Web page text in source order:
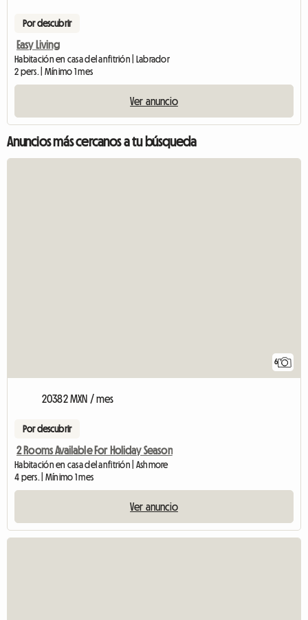
Por descubrir
Easy Living
Habitación en casa del anfitrión | Labrador
2 pers. | Mínimo 1 mes
Ver anuncio
Anuncios más cercanos a tu búsqueda
6
20382 MXN / mes
Por descubrir
2 Rooms Available For Holiday Season
Habitación en casa del anfitrión | Ashmore
4 pers. | Mínimo 1 mes
Ver anuncio